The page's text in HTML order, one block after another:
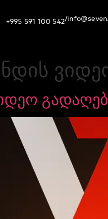
+995 591 100 542/